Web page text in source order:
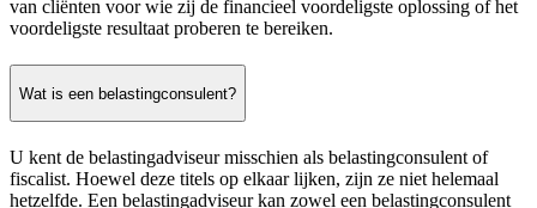
van cliënten voor wie zij de financieel voordeligste oplossing of het
voordeligste resultaat proberen te bereiken.
Wat is een belastingconsulent?
U kent de belastingadviseur misschien als belastingconsulent of
fiscalist. Hoewel deze titels op elkaar lijken, zijn ze niet helemaal
hetzelfde. Een belastingadviseur kan zowel een belastingconsulent